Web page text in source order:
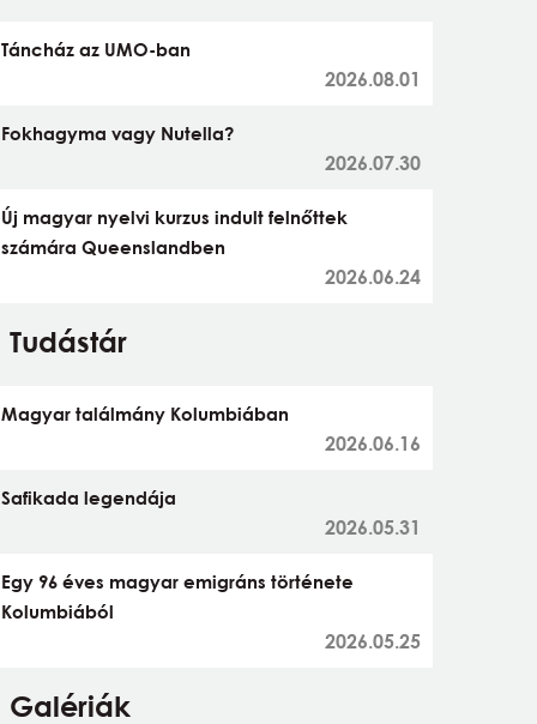
Táncház az UMO-ban
2026.08.01
Fokhagyma vagy Nutella?
2026.07.30
Új magyar nyelvi kurzus indult felnőttek
számára Queenslandben
2026.06.24
Tudástár
Magyar találmány Kolumbiában
2026.06.16
Safikada legendája
2026.05.31
Egy 96 éves magyar emigráns története
Kolumbiából
2026.05.25
Galériák